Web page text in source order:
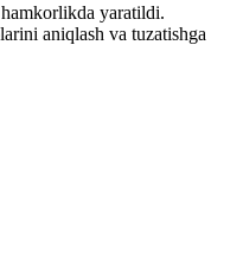
yaratildi.
aniqlash va tuzatishga